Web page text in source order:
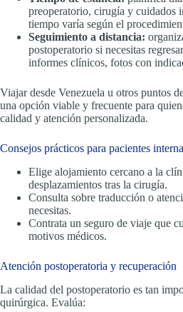
preoperatorio, cirugía y cuidados
tiempo varía según el
Seguimiento a distancia:
postoperatorio si necesitas
informes clínicos, fotos con
Viajar desde Venezuela u otros puntos
una opción viable y frecuente para
calidad y atención personalizada.
Consejos prácticos para pacientes
Elige alojamiento cercano a la
desplazamientos tras la cirugía.
Consulta sobre traducción o
necesitas.
Contrata un seguro de viaje que
motivos médicos.
Atención postoperatoria y recuperación
La calidad del postoperatorio es tan
quirúrgica. Evalúa: